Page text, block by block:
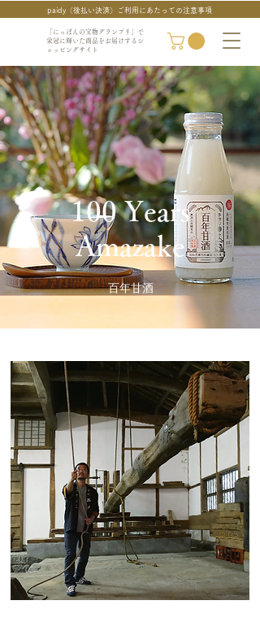
「にっぽんの宝物グランプリ」で
栄冠に輝いた商品をお届けするシ
ョッピングサイト
paidy（後払い決済）ご利用にあたっての注意事項
100 Years
Amazake
百年甘酒